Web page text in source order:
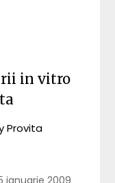
in vitro
Provita
ianuarie 2009